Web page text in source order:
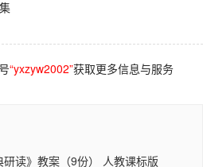
“yxzyw2002”获取更多信息与服务
读》教案（9份） 人教课标版